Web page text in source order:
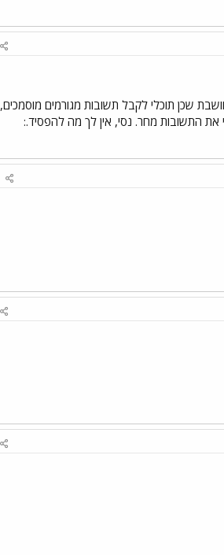
שכן תוכלי לקבל תשובות מגורמים מוסמכים,